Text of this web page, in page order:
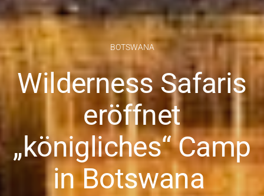
BOTSWANA
Wilderness Safaris
eröffnet
„königliches“ Camp
in Botswana